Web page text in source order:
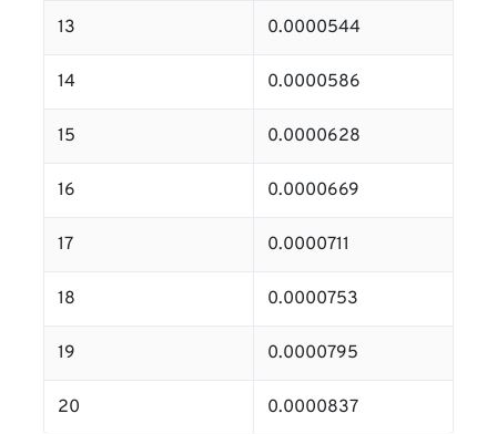
13 0.0000544
14 0.0000586
15 0.0000628
16 0.0000669
17 0.0000711
18 0.0000753
19 0.0000795
20 0.0000837